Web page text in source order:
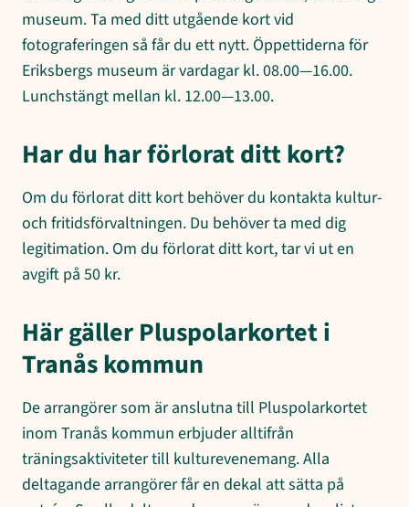
museum. Ta med ditt utgående kort vid
fotograferingen så får du ett nytt. Öppettiderna för
Eriksbergs museum är vardagar kl. 08.00—16.00.
Lunchstängt mellan kl. 12.00—13.00.
Har du har förlorat ditt kort?
Om du förlorat ditt kort behöver du kontakta kultur-
och fritidsförvaltningen. Du behöver ta med dig
legitimation. Om du förlorat ditt kort, tar vi ut en
avgift på 50 kr.
Här gäller Pluspolarkortet i
Tranås kommun
De arrangörer som är anslutna till Pluspolarkortet
inom Tranås kommun erbjuder alltifrån
träningsaktiviteter till kulturevenemang. Alla
deltagande arrangörer får en dekal att sätta på